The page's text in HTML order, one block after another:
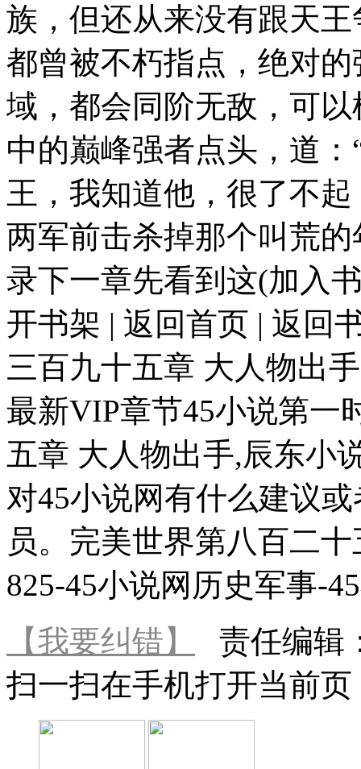
族，但还从来没有跟天
都曾被不朽指点，绝对
域，都会同阶无敌，可
中的巅峰强者点头，道
王，我知道他，很了不
两军前击杀掉那个叫荒
录下一章先看到这(加入
开书架 | 返回首页 | 返回
三百九十五章 大人物出
最新VIP章节45小说第一
五章 大人物出手,辰东小
对45小说网有什么建议
员。完美世界第八百二
825-45小说网历史军事-
【我要纠错】
责任编辑
扫一扫在手机打开当前页